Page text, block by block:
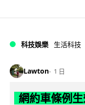
科技娛樂 生活科技
Lawton 1 日
網約車條例